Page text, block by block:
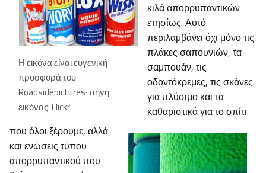
Η εικόνα είναι ευγενική
προσφορά του
Roadsidepictures· πηγή
εικόνας: Flickr
κιλά απορρυπαντικών
ετησίως. Αυτό
περιλαμβάνει όχι μόνο τις
πλάκες σαπουνιών, τα
σαμπουάν, τις
οδοντόκρεμες, τις σκόνες
για πλύσιμο και τα
καθαριστικά για το σπίτι
που όλοι ξέρουμε, αλλά
και ενώσεις τύπου
απορρυπαντικού που